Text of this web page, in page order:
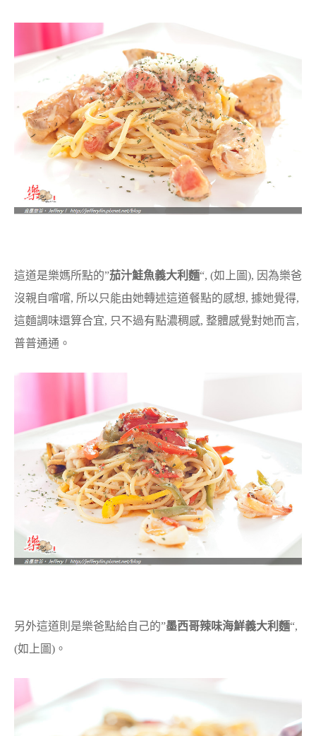
這道是樂媽所點的”茄汁鮭魚義大利麵“, (如上圖), 因為樂爸
沒親自嚐嚐, 所以只能由她轉述這道餐點的感想, 據她覺得,
這麵調味還算合宜, 只不過有點濃稠感, 整體感覺對她而言,
普普通通。
另外這道則是樂爸點給自己的”墨西哥辣味海鮮義大利麵“,
(如上圖)。